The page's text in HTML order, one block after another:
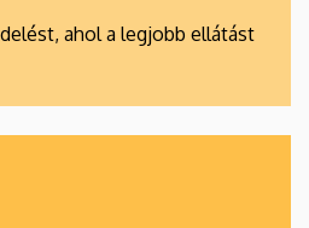
ahol a legjobb ellátást